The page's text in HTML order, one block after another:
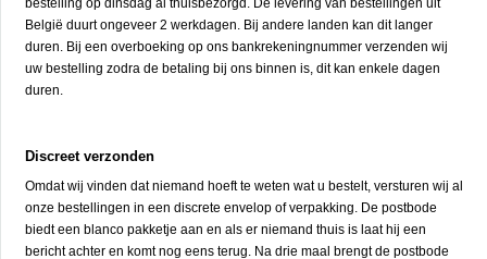
België duurt ongeveer 2 werkdagen. Bij andere landen kan dit langer
duren. Bij een overboeking op ons bankrekeningnummer verzenden wij
uw bestelling zodra de betaling bij ons binnen is, dit kan enkele dagen
duren.
Discreet verzonden
Omdat wij vinden dat niemand hoeft te weten wat u bestelt, versturen wij al
onze bestellingen in een discrete envelop of verpakking. De postbode
biedt een blanco pakketje aan en als er niemand thuis is laat hij een
bericht achter en komt nog eens terug. Na drie maal brengt de postbode